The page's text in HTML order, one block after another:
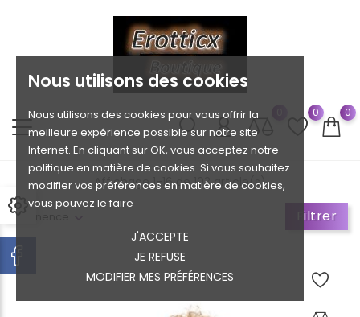
Nous utilisons des cookies
Nous utilisons des cookies pour vous offrir la
meilleure expérience possible sur notre site
Internet. En cliquant sur OK, vous acceptez notre
politique en matière de cookies. Si vous souhaitez
modifier vos préférences en matière de cookies,
vous pouvez le faire
J'ACCEPTE
JE REFUSE
MODIFIER MES PRÉFÉRENCES
0 0
Pertinence Filtrer
Affichage 1-16 de 103 article(s)